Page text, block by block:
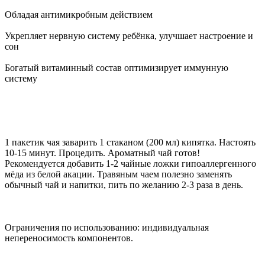
Обладая антимикробным действием
Укрепляет нервную систему ребёнка, улучшает настроение и
сон
Богатый витаминный состав оптимизирует иммунную
систему
1 пакетик чая заварить 1 стаканом (200 мл) кипятка. Настоять
10-15 минут. Процедить. Ароматный чай готов!
Рекомендуется добавить 1-2 чайные ложки гипоаллергенного
мёда из белой акации. Травяным чаем полезно заменять
обычный чай и напитки, пить по желанию 2-3 раза в день.
Ограничения по использованию: индивидуальная
непереносимость компонентов.